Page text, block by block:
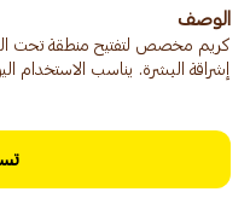
الوصف
كريم مخصص لتفتيح منطقة تحت
إشراقة البشرة. يناسب الاستخدام